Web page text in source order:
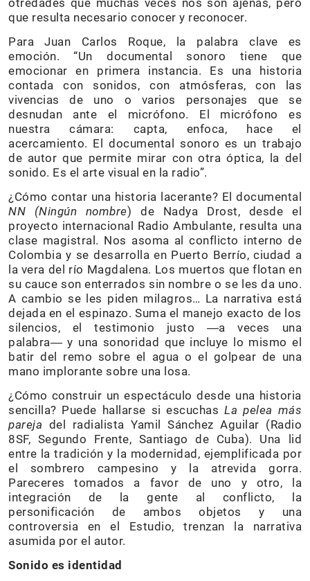
que resulta necesario conocer y reconocer.
Para Juan Carlos Roque, la palabra clave es
emoción. “Un documental sonoro tiene que
emocionar en primera instancia. Es una historia
contada con sonidos, con atmósferas, con las
vivencias de uno o varios personajes que se
desnudan ante el micrófono. El micrófono es
nuestra cámara: capta, enfoca, hace el
acercamiento. El documental sonoro es un trabajo
de autor que permite mirar con otra óptica, la del
sonido. Es el arte visual en la radio”.
¿Cómo contar una historia lacerante? El documental
NN (Ningún nombre) de Nadya Drost, desde el
proyecto internacional Radio Ambulante, resulta una
clase magistral. Nos asoma al conflicto interno de
Colombia y se desarrolla en Puerto Berrío, ciudad a
la vera del río Magdalena. Los muertos que flotan en
su cauce son enterrados sin nombre o se les da uno.
A cambio se les piden milagros… La narrativa está
dejada en el espinazo. Suma el manejo exacto de los
silencios, el testimonio justo ―a veces una
palabra― y una sonoridad que incluye lo mismo el
batir del remo sobre el agua o el golpear de una
mano implorante sobre una losa.
¿Cómo construir un espectáculo desde una historia
sencilla? Puede hallarse si escuchasLa pelea más
pareja del radialista Yamil Sánchez Aguilar (Radio
8SF, Segundo Frente, Santiago de Cuba). Una lid
entre la tradición y la modernidad, ejemplificada por
el sombrero campesino y la atrevida gorra.
Pareceres tomados a favor de uno y otro, la
integración de la gente al conflicto, la
personificación de ambos objetos y una
controversia en el Estudio, trenzan la narrativa
asumida por el autor.
Sonido es identidad